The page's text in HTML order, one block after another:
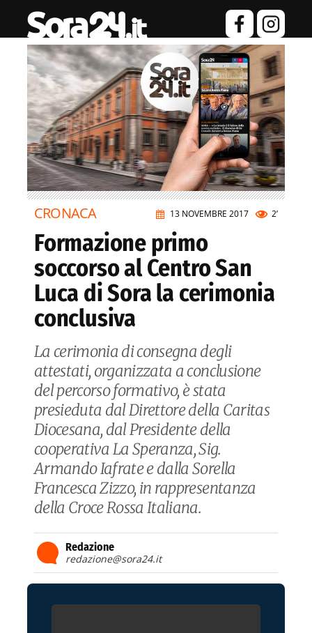
13 NOVEMBRE 2017 2’
CRONACA
Formazione primo
soccorso al Centro San
Luca di Sora la cerimonia
conclusiva
La cerimonia di consegna degli
attestati, organizzata a conclusione
del percorso formativo, è stata
presieduta dal Direttore della Caritas
Diocesana, dal Presidente della
cooperativa La Speranza, Sig.
Armando Iafrate e dalla Sorella
Francesca Zizzo, in rappresentanza
della Croce Rossa Italiana.
Redazione
redazione@sora24.it